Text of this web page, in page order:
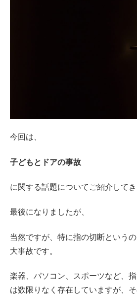
今回は、
子どもとドアの事故
に関する話題についてご紹介してき
最後になりましたが、
当然ですが、特に指の切断という
大事故です。
楽器、パソコン、スポーツなど、
は数限りなく存在していますが、